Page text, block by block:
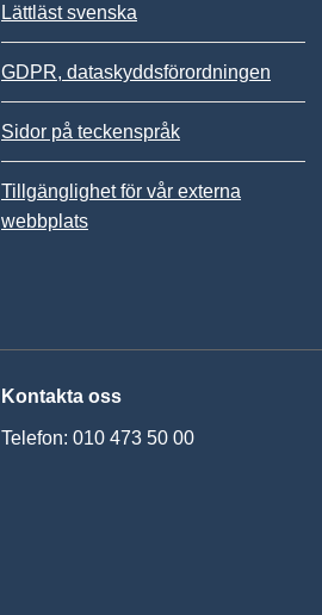
Lättläst svenska
GDPR, dataskyddsförordningen
Sidor på teckenspråk
Tillgänglighet för vår externa
webbplats
Kontakta oss
Telefon: 010 473 50 00